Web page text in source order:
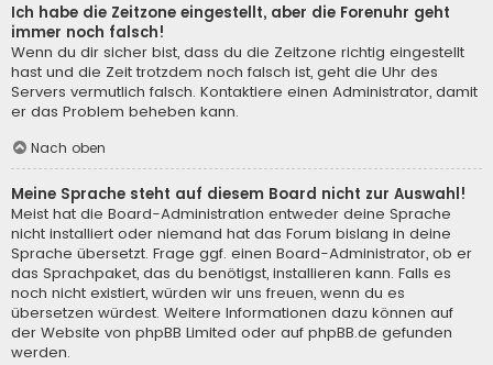
Ich habe die Zeitzone eingestellt, aber die Forenuhr geht
immer noch falsch!
Wenn du dir sicher bist, dass du die Zeitzone richtig eingestellt
hast und die Zeit trotzdem noch falsch ist, geht die Uhr des
Servers vermutlich falsch. Kontaktiere einen Administrator, damit
er das Problem beheben kann.
Nach oben
Meine Sprache steht auf diesem Board nicht zur Auswahl!
Meist hat die Board-Administration entweder deine Sprache
nicht installiert oder niemand hat das Forum bislang in deine
Sprache übersetzt. Frage ggf. einen Board-Administrator, ob er
das Sprachpaket, das du benötigst, installieren kann. Falls es
noch nicht existiert, würden wir uns freuen, wenn du es
übersetzen würdest. Weitere Informationen dazu können auf
der Website von phpBB Limited oder auf phpBB.de gefunden
werden.